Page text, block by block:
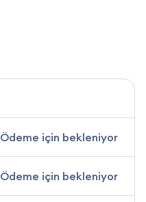
Ödeme için bekleniyor
Ödeme için bekleniyor